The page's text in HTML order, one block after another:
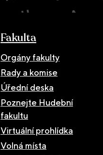
Fakulta
Orgány fakulty
Rady a komise
Úřední deska
Poznejte Hudební
fakultu
Virtuální prohlídka
Volná místa